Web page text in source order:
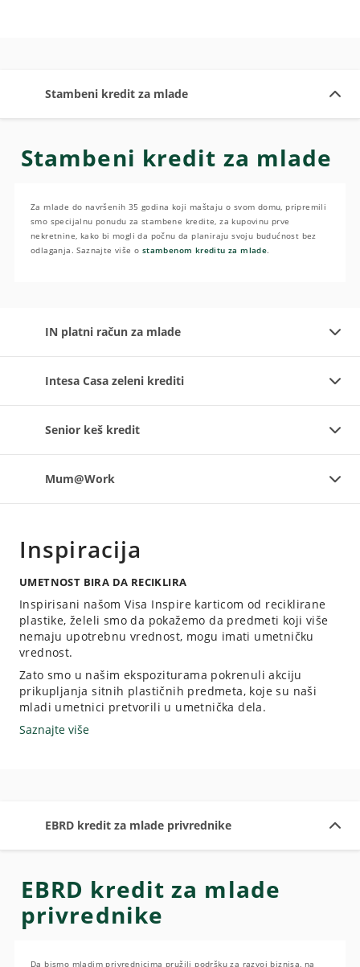
Stambeni kredit za mlade
Stambeni kredit za mlade
Za mlade do navršenih 35 godina koji maštaju o svom domu, pripremili
smo specijalnu ponudu za stambene kredite, za kupovinu prve
nekretnine, kako bi mogli da počnu da planiraju svoju budućnost bez
odlaganja. Saznajte više o stambenom kreditu za mlade.
IN platni račun za mlade
Intesa Casa zeleni krediti
Senior keš kredit
Mum@Work
Inspiracija
UMETNOST BIRA DA RECIKLIRA
Inspirisani našom Visa Inspire karticom od reciklirane
plastike, želeli smo da pokažemo da predmeti koji više
nemaju upotrebnu vrednost, mogu imati umetničku
vrednost.
Zato smo u našim ekspoziturama pokrenuli akciju
prikupljanja sitnih plastičnih predmeta, koje su naši
mladi umetnici pretvorili u umetnička dela.
Saznajte više
EBRD kredit za mlade privrednike
EBRD kredit za mlade
privrednike
Da bismo mladim privrednicima pružili podršku za razvoj biznisa, na